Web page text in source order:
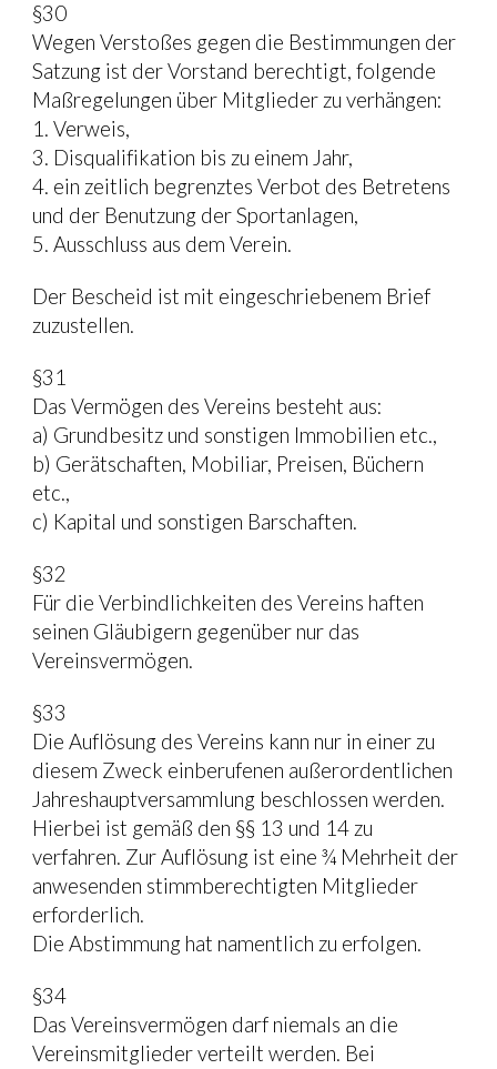
§30
Wegen Verstoßes gegen die Bestimmungen der
Satzung ist der Vorstand berechtigt, folgende
Maßregelungen über Mitglieder zu verhängen:
1. Verweis,
3. Disqualifikation bis zu einem Jahr,
4. ein zeitlich begrenztes Verbot des Betretens
und der Benutzung der Sportanlagen,
5. Ausschluss aus dem Verein.
Der Bescheid ist mit eingeschriebenem Brief
zuzustellen.
§31
Das Vermögen des Vereins besteht aus:
a) Grundbesitz und sonstigen Immobilien etc.,
b) Gerätschaften, Mobiliar, Preisen, Büchern
etc.,
c) Kapital und sonstigen Barschaften.
§32
Für die Verbindlichkeiten des Vereins haften
seinen Gläubigern gegenüber nur das
Vereinsvermögen.
§33
Die Auflösung des Vereins kann nur in einer zu
diesem Zweck einberufenen außerordentlichen
Jahreshauptversammlung beschlossen werden.
Hierbei ist gemäß den §§ 13 und 14 zu
verfahren. Zur Auflösung ist eine ¾ Mehrheit der
anwesenden stimmberechtigten Mitglieder
erforderlich.
Die Abstimmung hat namentlich zu erfolgen.
§34
Das Vereinsvermögen darf niemals an die
Vereinsmitglieder verteilt werden. Bei